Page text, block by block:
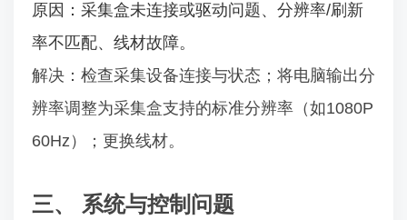
原因：采集盒未连接或驱动问题、分辨率/刷新
率不匹配、线材故障。
解决：检查采集设备连接与状态；将电脑输出分
辨率调整为采集盒支持的标准分辨率（如1080P
60Hz）；更换线材。
三、 系统与控制问题